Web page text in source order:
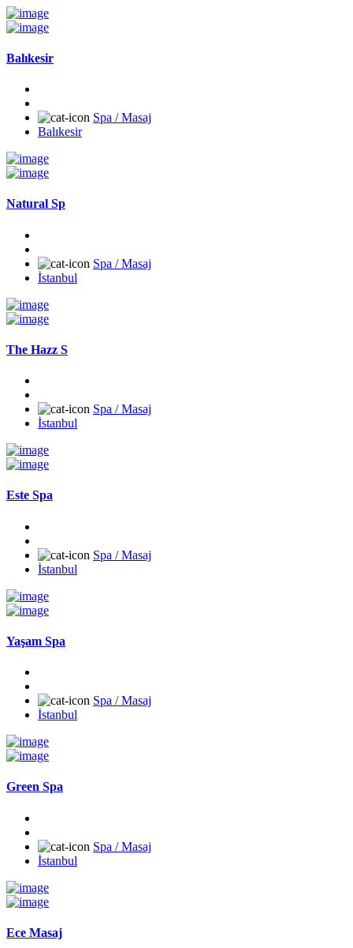
Balıkesir
Spa / Masaj
Balıkesir
Natural Sp
Spa / Masaj
İstanbul
The Hazz S
Spa / Masaj
İstanbul
Este Spa
Spa / Masaj
İstanbul
Yaşam Spa
Spa / Masaj
İstanbul
Green Spa
Spa / Masaj
İstanbul
Ece Masaj